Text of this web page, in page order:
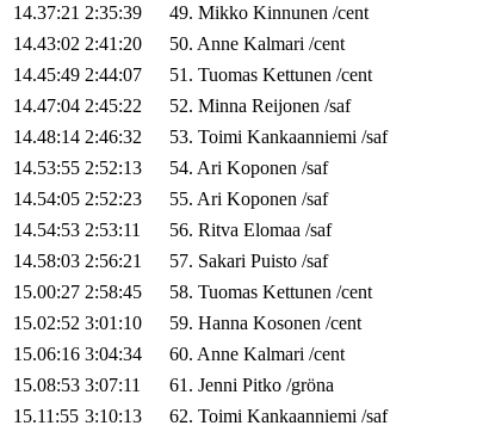
14.37:21 2:35:39 49. Mikko Kinnunen /cent
14.43:02 2:41:20 50. Anne Kalmari /cent
14.45:49 2:44:07 51. Tuomas Kettunen /cent
14.47:04 2:45:22 52. Minna Reijonen /saf
14.48:14 2:46:32 53. Toimi Kankaanniemi /saf
14.53:55 2:52:13 54. Ari Koponen /saf
14.54:05 2:52:23 55. Ari Koponen /saf
14.54:53 2:53:11 56. Ritva Elomaa /saf
14.58:03 2:56:21 57. Sakari Puisto /saf
15.00:27 2:58:45 58. Tuomas Kettunen /cent
15.02:52 3:01:10 59. Hanna Kosonen /cent
15.06:16 3:04:34 60. Anne Kalmari /cent
15.08:53 3:07:11 61. Jenni Pitko /gröna
15.11:55 3:10:13 62. Toimi Kankaanniemi /saf